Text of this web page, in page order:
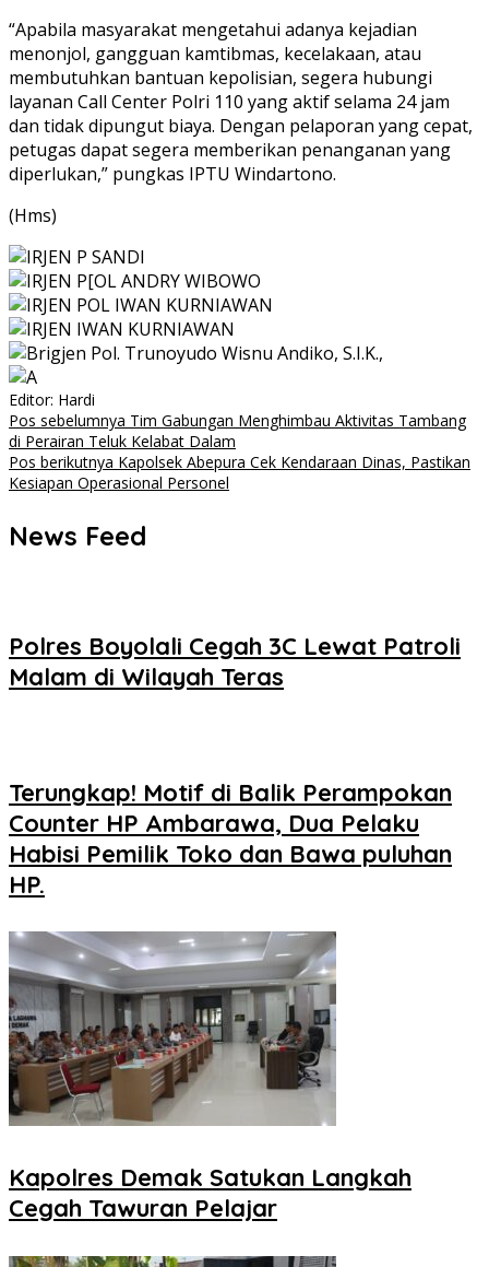
“Apabila masyarakat mengetahui adanya kejadian
menonjol, gangguan kamtibmas, kecelakaan, atau
membutuhkan bantuan kepolisian, segera hubungi
layanan Call Center Polri 110 yang aktif selama 24 jam
dan tidak dipungut biaya. Dengan pelaporan yang cepat,
petugas dapat segera memberikan penanganan yang
diperlukan,” pungkas IPTU Windartono.
(Hms)
Editor: Hardi
Navigasi
pos
Pos sebelumnya Tim Gabungan Menghimbau Aktivitas Tambang
di Perairan Teluk Kelabat Dalam
Pos berikutnya Kapolsek Abepura Cek Kendaraan Dinas, Pastikan
Kesiapan Operasional Personel
News Feed
Polres Boyolali Cegah 3C Lewat Patroli
Malam di Wilayah Teras
Terungkap! Motif di Balik Perampokan
Counter HP Ambarawa, Dua Pelaku
Habisi Pemilik Toko dan Bawa puluhan
HP.
Kapolres Demak Satukan Langkah
Cegah Tawuran Pelajar